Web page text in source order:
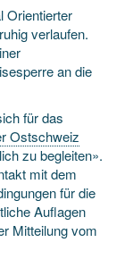
Orientierter
verlaufen.
an die
für das
Ostschweiz
zu begleiten».
mit dem
für die
Auflagen
Mitteilung vom